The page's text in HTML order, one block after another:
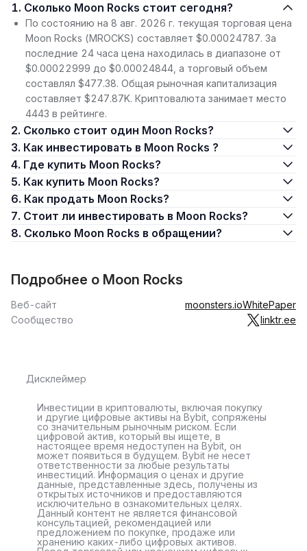
1. Сколько Moon Rocks стоит сегодня?
По состоянию на 8 авг. 2026 г. текущая торговая цена
Moon Rocks (MROCKS) составляет $0.00024787. За
последние 24 часа цена находилась в диапазоне от
$0.00022999 до $0.00024844, а торговый объем
составлял $477.38. Общая рыночная капитализация
составляет $247.87K. Криптовалюта занимает место
4443 в рейтинге.
2. Сколько стоит один Moon Rocks?
3. Как инвестировать в Moon Rocks ?
4. Где купить Moon Rocks?
5. Как купить Moon Rocks?
6. Как продать Moon Rocks?
7. Стоит ли инвестировать в Moon Rocks?
8. Сколько Moon Rocks в обращении?
Подробнее о Moon Rocks
Веб-сайт moonsters.ioWhitePaper
Сообщество
linktr.ee
Дисклеймер
Инвестиции в криптовалюты, включая покупку
и другие цифровые активы на Bybit, сопряжены
со значительным рыночным риском. Если
цифровой актив, который вы ищете, в
настоящее время недоступен на Bybit, он
может появиться в будущем. Bybit не несет
ответственности за любые результаты
инвестиций. Информация о ценах и другие
данные, представленные здесь, получены из
открытых источников и предоставляются
исключительно в ознакомительных целях.
Данный контент не является финансовой
консультацией, рекомендацией или
предложением по покупке, продаже или
хранению каких-либо цифровых активов.